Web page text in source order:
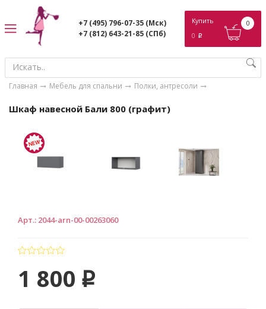
+7 (495) 796-07-35 (Мск)
+7 (812) 643-21-85 (СПб)
Купить
0 p
0
Главная Мебель для спальни Полки, антресоли
Шкаф навесной Бали 800 (графит)
Арт.: 2044-arn-00-00263060
1 800 p